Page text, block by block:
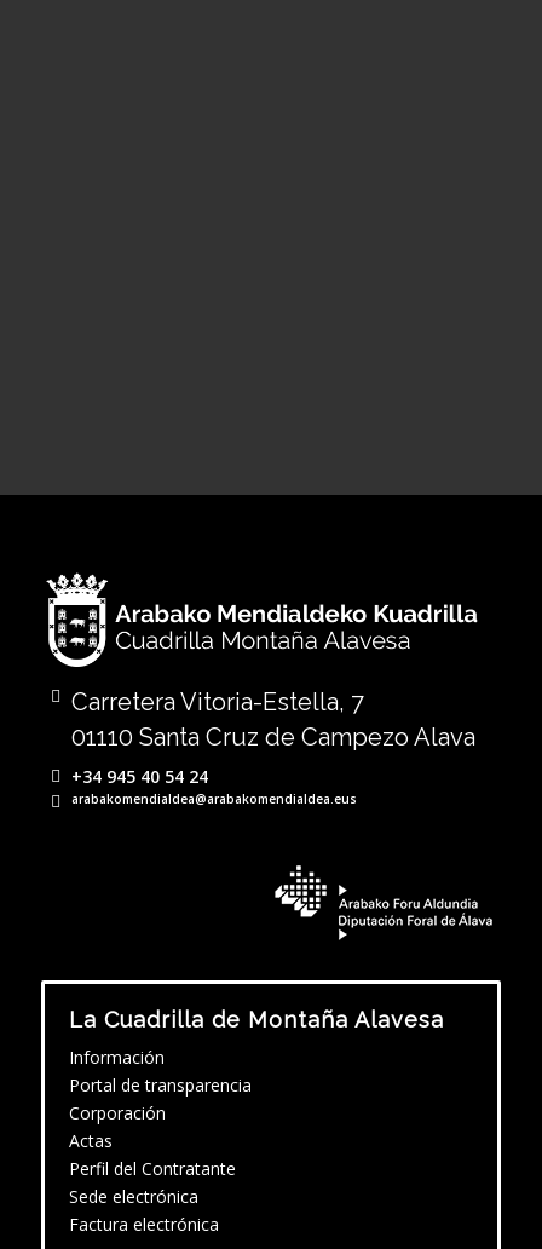
Carretera Vitoria-Estella, 7
01110 Santa Cruz de Campezo Alava
+34 945 40 54 24
arabakomendialdea@arabakomendialdea.eus
La Cuadrilla de Montaña Alavesa
Información
Portal de transparencia
Corporación
Actas
Perfil del Contratante
Sede electrónica
Factura electrónica